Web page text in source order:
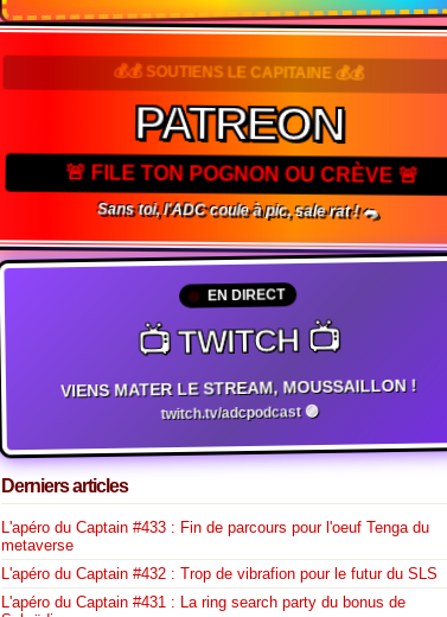
💰💰 SOUTIENS LE CAPITAINE 💰💰
PATREON
🚨 FILE TON POGNON OU CRÈVE 🚨
Sans toi, l'ADC coule à pic, sale rat ! 🐀
EN DIRECT
📺 TWITCH 📺
VIENS MATER LE STREAM, MOUSSAILLON !
twitch.tv/adcpodcast 🟣
Derniers articles
L'apéro du Captain #433 : Fin de parcours pour l'oeuf Tenga du
metaverse
L'apéro du Captain #432 : Trop de vibrafion pour le futur du SLS
L'apéro du Captain #431 : La ring search party du bonus de